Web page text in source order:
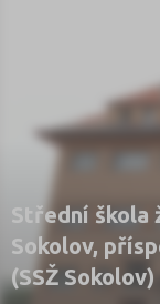
Střední škola
Sokolov,
(SSŽ Sokolov)